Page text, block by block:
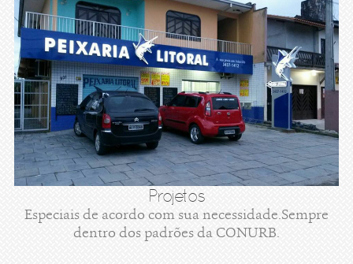
Projetos
Especiais de acordo com sua necessidade.Sempre
dentro dos padrões da CONURB.